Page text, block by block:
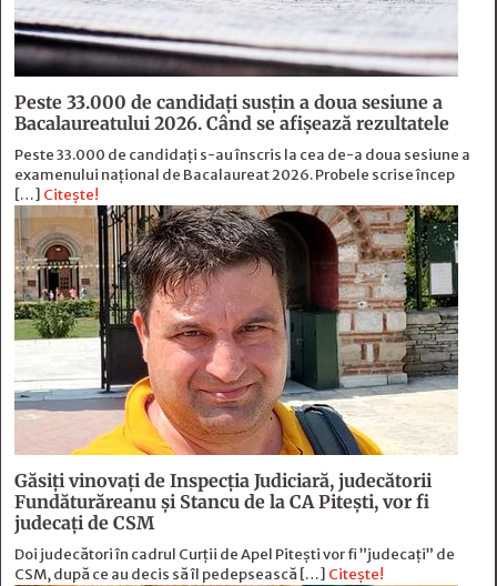
Peste 33.000 de candidați susțin a doua sesiune a
Bacalaureatului 2026. Când se afișează rezultatele
Peste 33.000 de candidați s-au înscris la cea de-a doua sesiune a
examenului național de Bacalaureat 2026. Probele scrise încep
[…] Citește!
Găsiți vinovați de Inspecția Judiciară, judecătorii
Fundăturăreanu și Stancu de la CA Pitești, vor fi
judecați de CSM
Doi judecători în cadrul Curții de Apel Pitești vor fi ”judecați” de
CSM, după ce au decis să îl pedepsească […] Citește!